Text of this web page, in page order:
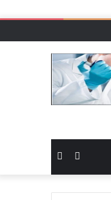
برای
سایدبار